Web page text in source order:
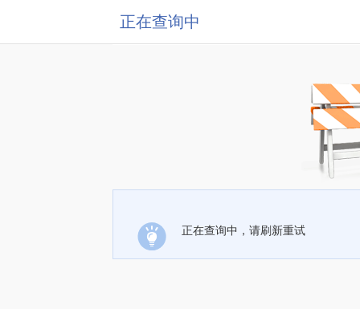
正在查询中
正在查询中，请刷新重试